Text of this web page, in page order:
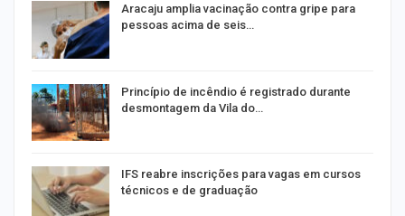
Aracaju amplia vacinação contra gripe para
pessoas acima de seis…
Princípio de incêndio é registrado durante
desmontagem da Vila do…
IFS reabre inscrições para vagas em cursos
técnicos e de graduação